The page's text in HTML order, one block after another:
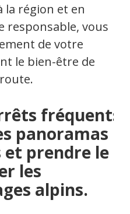
la région et en
responsable, vous
de votre
le bien-être de
fréquents
panoramas
prendre le
les
alpins.